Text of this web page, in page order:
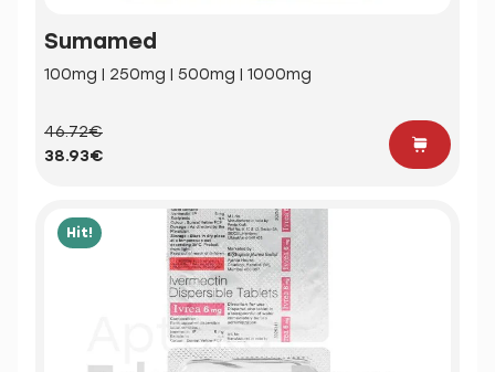
Sumamed
100mg | 250mg | 500mg | 1000mg
46.72€
38.93€
Hit!